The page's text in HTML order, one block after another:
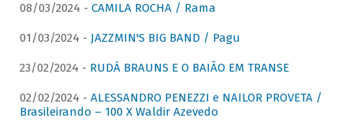
08/03/2024 - CAMILA ROCHA / Rama
01/03/2024 - JAZZMIN'S BIG BAND / Pagu
23/02/2024 - RUDÁ BRAUNS E O BAIÃO EM TRANSE
02/02/2024 - ALESSANDRO PENEZZI e NAILOR PROVETA /
Brasileirando – 100 X Waldir Azevedo